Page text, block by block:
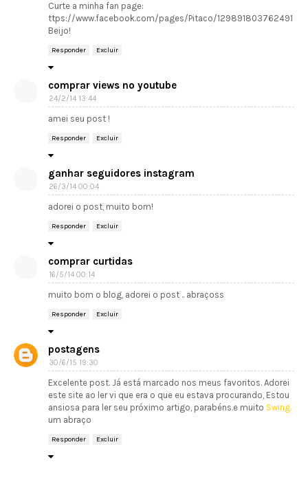
Curte a minha fan page:
ttps://www.facebook.com/pages/Pitaco/129891803762491
Beijo!
Responder Excluir
comprar views no youtube
24/2/14 13:44
amei seu post !
Responder Excluir
ganhar seguidores instagram
26/3/14 00:04
adorei o post, muito bom!
Responder Excluir
comprar curtidas
16/5/14 00:14
muito bom o blog, adorei o post .. abraçoss
Responder Excluir
postagens
30/6/15 19:30
Excelente post. Já está marcado nos meus favoritos. Adorei
este site ao ler vi que era o que eu estava procurando, Estou
ansiosa para ler seu próximo artigo, parabéns.e muito Swing
um abraço
Responder Excluir